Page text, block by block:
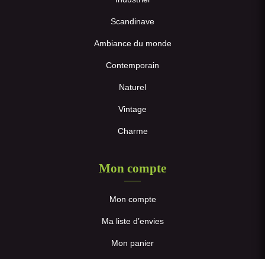
Scandinave
Ambiance du monde
Contemporain
Naturel
Vintage
Charme
Mon compte
Mon compte
Ma liste d’envies
Mon panier